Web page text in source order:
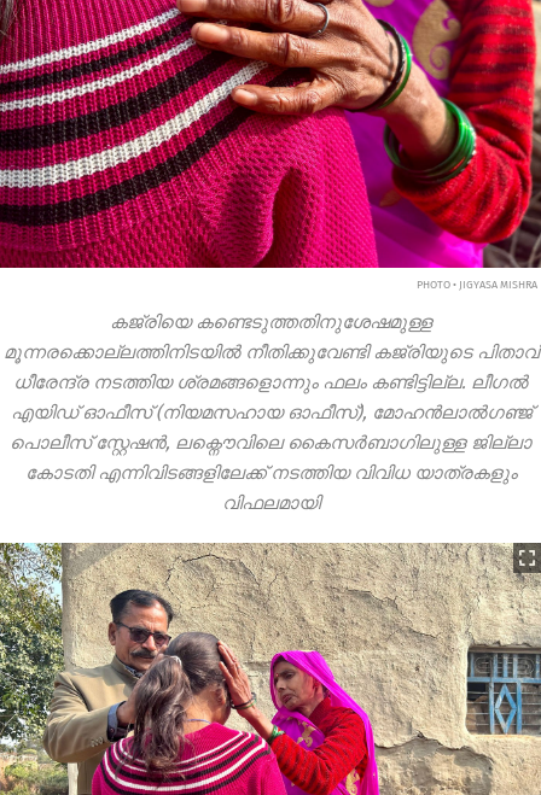
PHOTO • JIGYASA MISHRA
കജ്രിയെ കണ്ടെടുത്തതിനുശേഷമുള്ള
മൂന്നരക്കൊല്ലത്തിനിടയിൽ നീതിക്കുവേണ്ടി കജ്രിയുടെ പിതാവ്
ധീരേന്ദ്ര നടത്തിയ ശ്രമങ്ങളൊന്നും ഫലം കണ്ടിട്ടില്ല. ലീഗൽ
എയിഡ് ഓഫീസ് (നിയമസഹായ ഓഫീസ്), മോഹൻലാൽഗഞ്ജ്
പൊലീസ് സ്റ്റേഷൻ, ലക്നൌവിലെ കൈസർബാഗിലുള്ള ജില്ലാ
കോടതി എന്നിവിടങ്ങളിലേക്ക് നടത്തിയ വിവിധ യാത്രകളും
വിഫലമായി